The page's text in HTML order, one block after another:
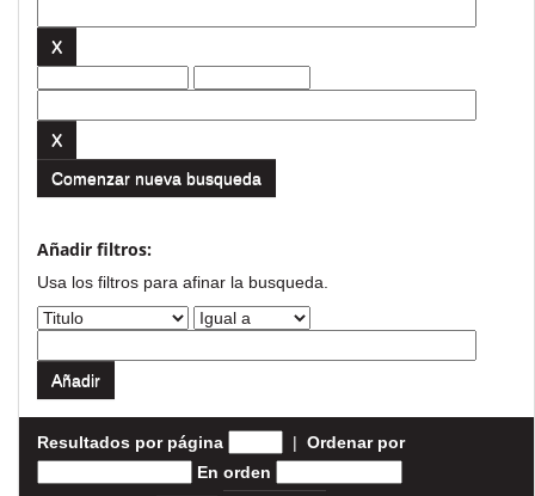
Comenzar nueva busqueda
Añadir filtros:
Usa los filtros para afinar la busqueda.
Resultados por página | Ordenar por
En orden